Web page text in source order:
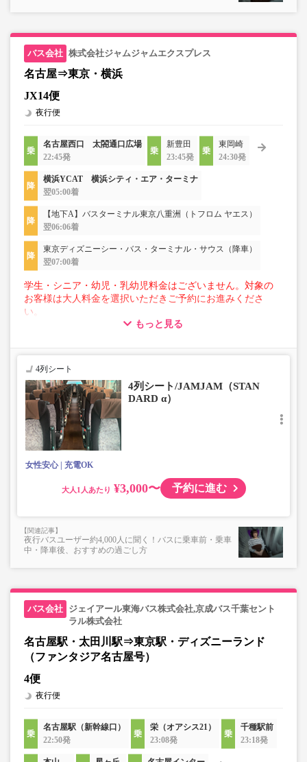
株式会社ジャムジャムエクスプレス
名古屋⇒東京・横浜
JX14便
夜行便
名古屋西口 太閤通口広場
22:45発
新豊田
23:45発
東岡崎
24:30発
横浜YCAT 横浜シティ・エア・ターミナ
翌05:00着
【地下A】バスターミナル東京八重洲（トフロム ヤエス）
翌06:06着
東京ディズニーシー・バス・ターミナル・サウス（降車）
翌07:00着
学生・シニア・幼児・乳幼児料金はございません。対象の
お客様は大人料金を選択いただきご予約にお進みくださ
い。
■トランクにてお預かりできる荷物
・3辺合計160cm以内、かつ10kg以下のものをおひとり様1
■お預かりできない荷物（貴重品以外は車内持ち込みも不
可）
楽器・自転車（折りたたみ含む）・ボード等の大きな荷
物、壊れ物、危険物、貴重品、ペット、
上記「トランクにてお預かりできる荷物」の条件を満たさ
もっと見る
4列シート
4列シート/JAMJAM（STAN
DARD α）
女性安心 充電OK
大人 ¥3,000〜 予約に進む
夜行バスユーザー約4,000人に聞く！バスに乗車前・乗車
中・降車後、おすすめの過ごし方
ジェイアール東海バス株式会社,京成バス千葉セント
ラル株式会社
名古屋駅・太田川駅⇒東京駅・ディズニーランド
（ファンタジア名古屋号）
4便
夜行便
名古屋駅（新幹線口）
22:50発
栄（オアシス21）
23:08発
千種駅前
23:18発